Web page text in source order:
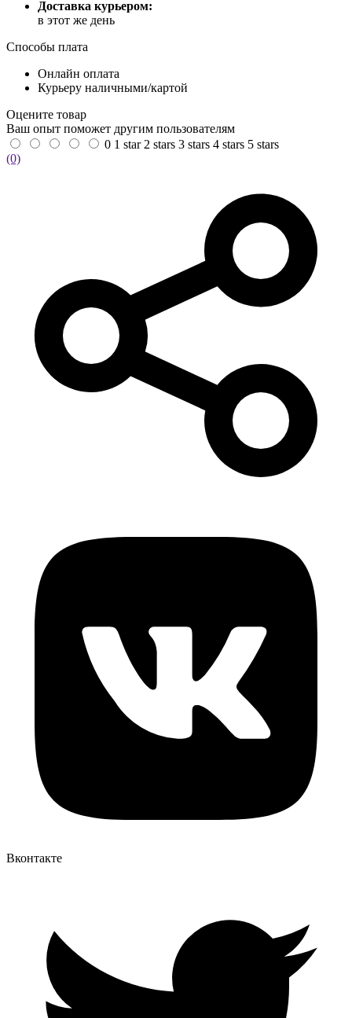
Доставка курьером:
в этот же день
Способы плата
Онлайн оплата
Курьеру наличными/картой
Оцените товар
Ваш опыт поможет другим пользователям
0 1 star 2 stars 3 stars 4 stars 5 stars
(0)
Вконтакте